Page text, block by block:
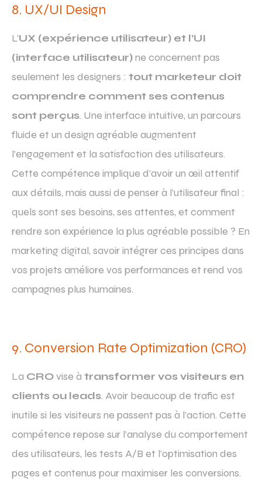
8. UX/UI Design
L’UX (expérience utilisateur) et l’UI
(interface utilisateur)ne concernent pas
seulement les designers : tout marketeur doit
comprendre comment ses contenus
sont perçus. Une interface intuitive, un parcours
fluide et un design agréable augmentent
l’engagement et la satisfaction des utilisateurs.
Cette compétence implique d’avoir un œil attentif
aux détails, mais aussi de penser à l’utilisateur final :
quels sont ses besoins, ses attentes, et comment
rendre son expérience la plus agréable possible ? En
marketing digital, savoir intégrer ces principes dans
vos projets améliore vos performances et rend vos
campagnes plus humaines.
9. Conversion Rate Optimization (CRO)
La CROvise à transformer vos visiteurs en
clients ou leads. Avoir beaucoup de trafic est
inutile si les visiteurs ne passent pas à l’action. Cette
compétence repose sur l’analyse du comportement
des utilisateurs, les tests A/B et l’optimisation des
pages et contenus pour maximiser les conversions.